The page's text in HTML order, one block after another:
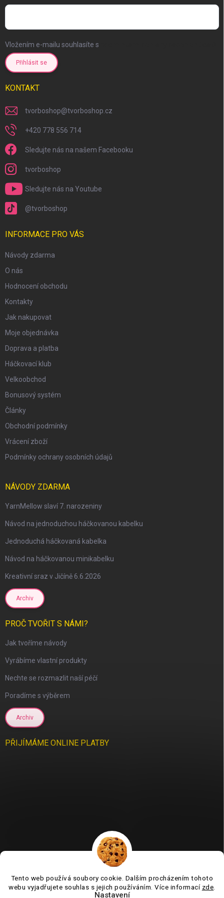
Tento web používá soubory cookie. Dalším procházením tohoto
webu vyjadřujete souhlas s jejich používáním. Více informací zde
Nastavení
Vložením e-mailu souhlasíte s
Přihlásit se
KONTAKT
tvorboshop@tvorboshop.cz
+420 778 556 714
Sledujte nás na našem Facebooku
tvorboshop
Sledujte nás na Youtube
@tvorboshop
INFORMACE PRO VÁS
Návody zdarma
O nás
Hodnocení obchodu
Kontakty
Jak nakupovat
Moje objednávka
Doprava a platba
Háčkovací klub
Velkoobchod
Bonusový systém
Články
Obchodní podmínky
Vrácení zboží
Podmínky ochrany osobních údajů
NÁVODY ZDARMA
YarnMellow slaví 7. narozeniny
Návod na jednoduchou háčkovanou kabelku
Jednoduchá háčkovaná kabelka
Návod na háčkovanou minikabelku
Kreativní sraz v Jičíně 6.6.2026
Archiv
PROČ TVOŘIT S NÁMI?
Jak tvoříme návody
Vyrábíme vlastní produkty
Nechte se rozmazlit naší péčí
Poradíme s výběrem
Archiv
PŘIJÍMÁME ONLINE PLATBY
Jsme tu pro vás už 11 let❤️